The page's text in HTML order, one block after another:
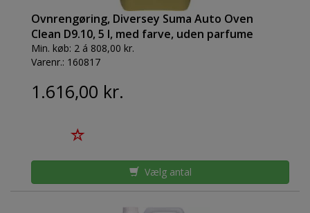
Ovnrengøring, Diversey Suma Auto Oven
Clean D9.10, 5 l, med farve, uden parfume
Min. køb: 2 á 808,00 kr.
Varenr.: 160817
1.616,00 kr.
Vælg antal